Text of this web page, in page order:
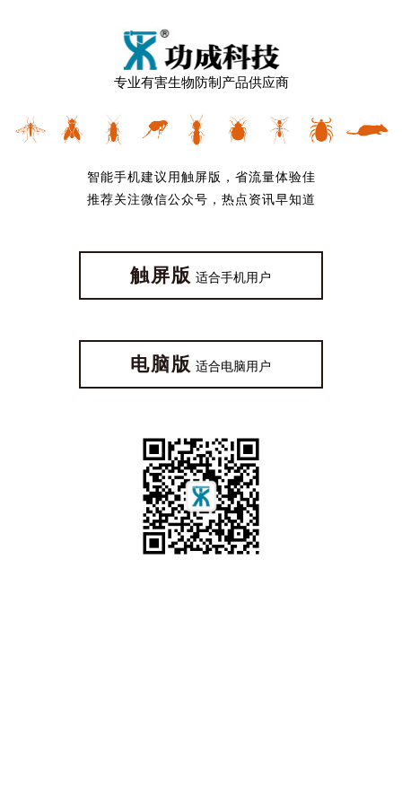
专业有害生物防制产品供应商
智能手机建议用触屏版，省流量体验佳
推荐关注微信公众号，热点资讯早知道
触屏版 适合手机用户
电脑版 适合电脑用户